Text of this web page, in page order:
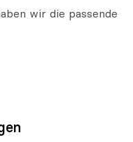
wir die passende